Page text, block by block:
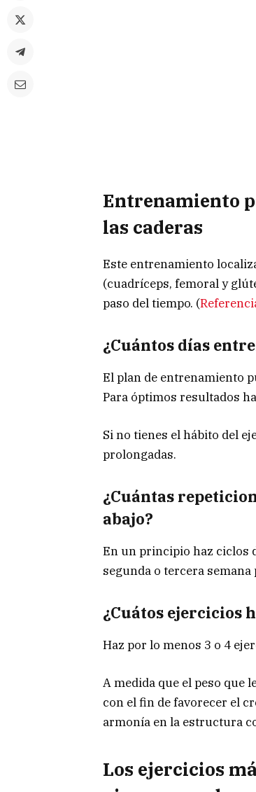
Entrenamiento
las caderas
Este entrenamiento
(cuadríceps, femoral y
paso del tiempo. (
¿Cuántos días
El plan de entrenamiento
Para óptimos resultados
Si no tienes el hábito del
prolongadas.
¿Cuántas
abajo?
En un principio haz ciclos
segunda o tercera
¿Cuátos ejercicios
Haz por lo menos 3 o 4
A medida que el peso que
con el fin de favorecer el
armonía en la estructura
Los ejercicios